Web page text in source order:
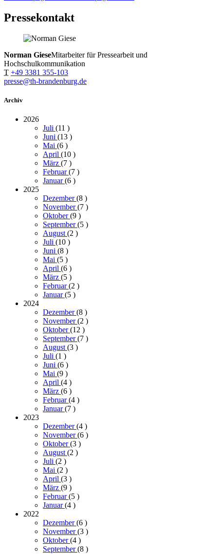
Pressekontakt
Norman GieseMitarbeiter für Pressearbeit und
Hochschulkommunikation
T +49 3381 355-103
presse@th-brandenburg.de
Archiv
2026
Juli (11 )
Juni (13 )
Mai (6 )
April (10 )
März (7 )
Februar(7 )
Januar(6 )
2025
Dezember(8 )
November(7 )
Oktober(9 )
September(5 )
August(2 )
Juli (10 )
Juni (8 )
Mai (5 )
April (6 )
März (5 )
Februar(2 )
Januar(5 )
2024
Dezember(8 )
November(2 )
Oktober(12 )
September(7 )
August(3 )
Juli (1 )
Juni (6 )
Mai (9 )
April (4 )
März (6 )
Februar(4 )
Januar(7 )
2023
Dezember(4 )
November(6 )
Oktober(3 )
August(2 )
Juli (2 )
Mai (2 )
April (3 )
März (9 )
Februar(5 )
Januar(4 )
2022
Dezember(6 )
November(3 )
Oktober(4 )
September(8 )